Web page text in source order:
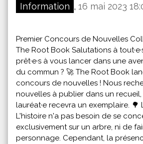
Information , 16 mai 2023
Premier Concours de Nouvelles
The Root Book Salutations à
prêt·e·s à vous lancer dans une
du commun ? 🚀 The Root Book
concours de nouvelles ! Nous
nouvelles à publier dans un
lauréat·e recevra un exemplaire. 🌳
L'histoire n'a pas besoin de se
exclusivement sur un arbre, ni de
personnage. Cependant, la